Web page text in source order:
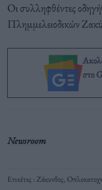
Οι συλληφθέντες
Πλημμελειοδικών
στο
Newsroom
Ετικέτες :Ζάκυνθος,